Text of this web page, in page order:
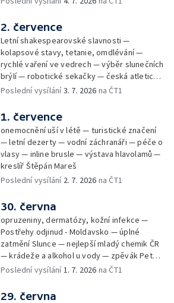
2. července
Letní shakespearovské slavnosti —
kolapsové stavy, tetanie, omdlévání —
rychlé vaření ve vedrech — výběr slunečních
brýlí — robotické sekačky — česká atletická
rekordmanka — psí seriál: výmarský
Poslední vysílání3. 7. 2026 na ČT1
1. července
onemocnění uší v létě — turistické značení
— letní dezerty — vodní záchranáři — péče o
vlasy — inline brusle — výstava hlavolamů —
kreslíř Štěpán Mareš
Poslední vysílání 2. 7. 2026 na ČT1
30. června
opruzeniny, dermatózy, kožní infekce —
Postřehy odjinud - Moldavsko — úplné
zatmění Slunce — nejlepší mladý chemik ČR
— krádeže a alkohol u vody — zpěvák Peter
Cmorik
Poslední vysílání 1. 7. 2026 na ČT1
29. června